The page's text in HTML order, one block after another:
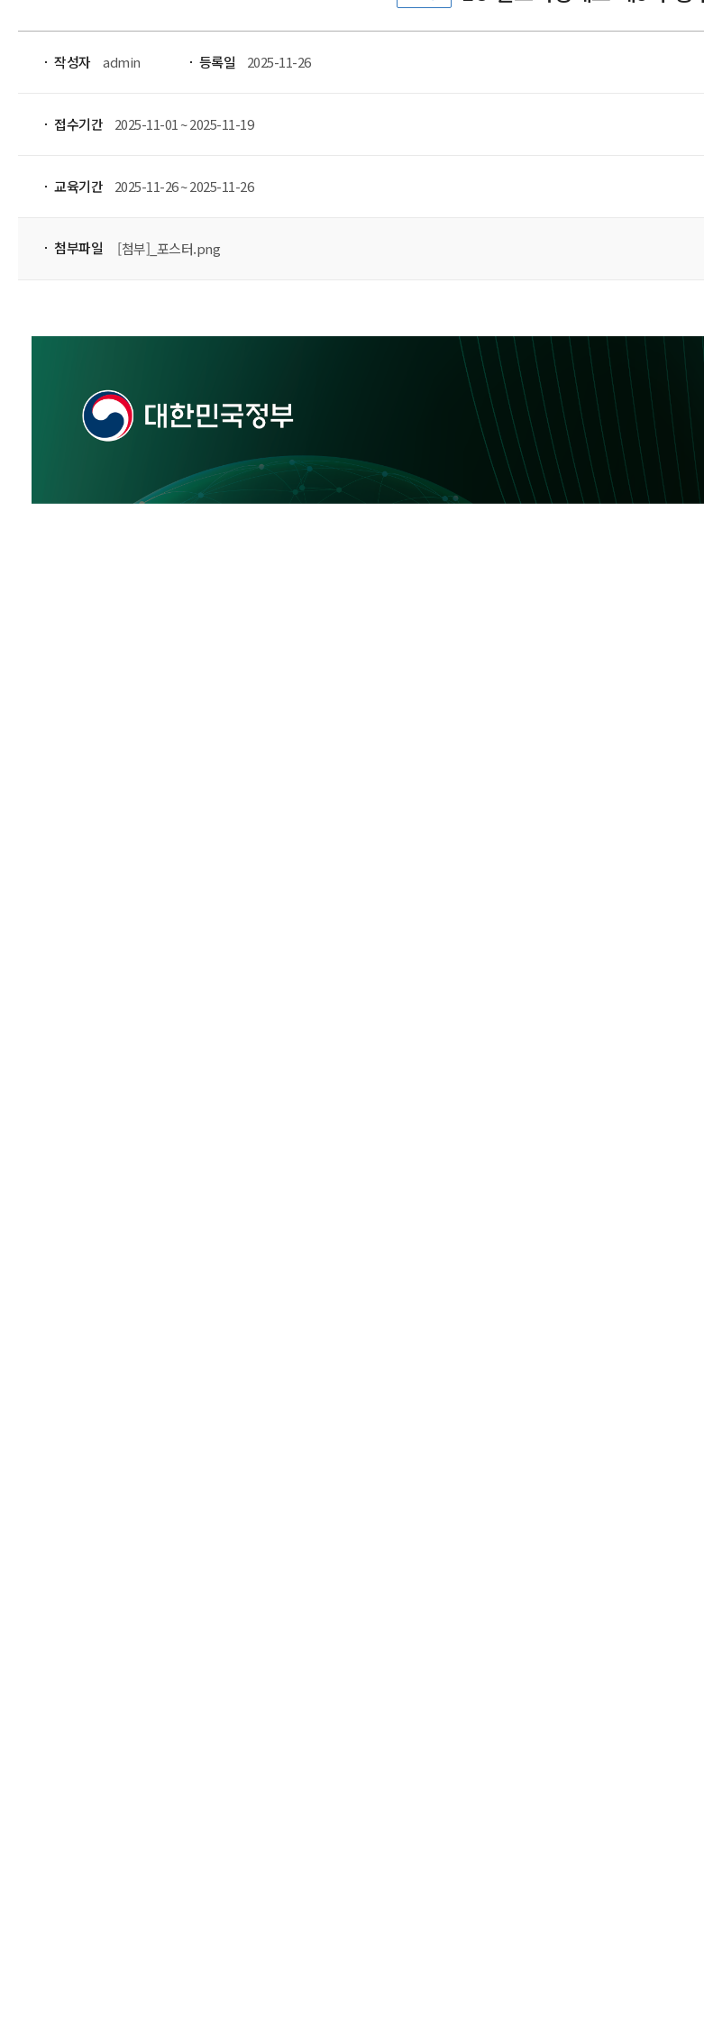
작성자 admin 등록일 2025-11-26
접수기간 2025-11-01 ~ 2025-11-19
교육기간 2025-11-26 ~ 2025-11-26
첨부파일 [첨부]_포스터.png